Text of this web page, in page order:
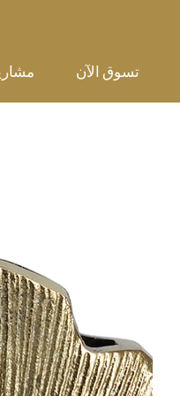
تسوق الآن